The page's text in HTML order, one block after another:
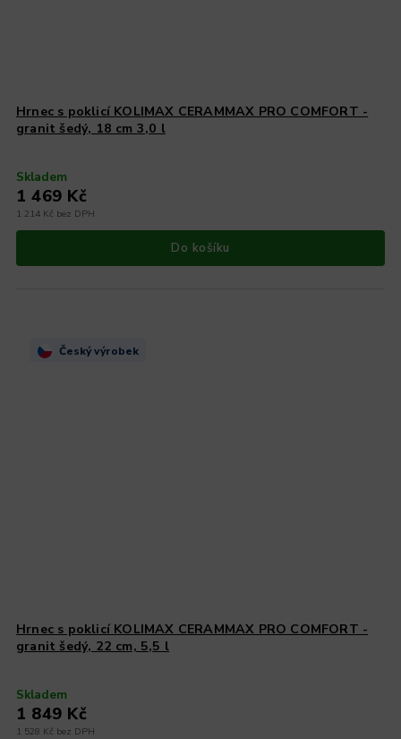
Hrnec s poklicí KOLIMAX CERAMMAX PRO COMFORT -
granit šedý, 18 cm 3,0 l
Skladem
1 214 Kč bez DPH
1 469 Kč
Do košíku
Český výrobek
Hrnec s poklicí KOLIMAX CERAMMAX PRO COMFORT -
granit šedý, 22 cm, 5,5 l
Skladem
1 528 Kč bez DPH
1 849 Kč